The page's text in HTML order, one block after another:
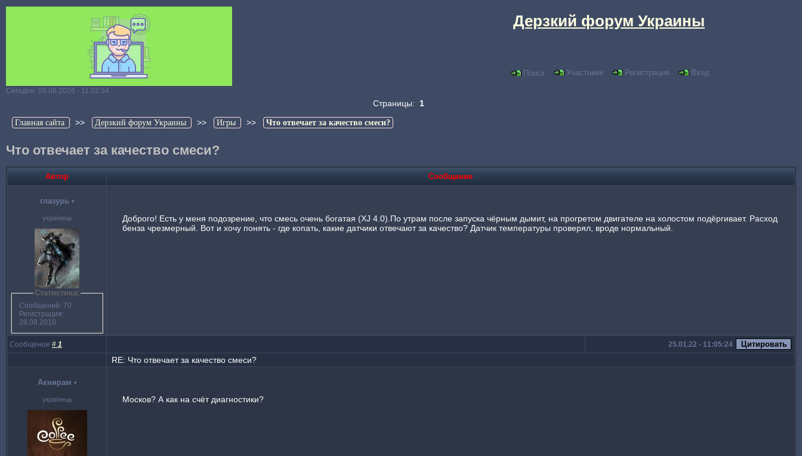
Дерзкий форум Украины
Поиск Участники Регистрация Вход
Сегодня: 08.08.2026 - 11:02:34
Страницы: 1
Главная сайта >> Дерзкий форум Украины >> Игры >> Что отвечает за качество смеси?
Что отвечает за качество смеси?
Автор Сообщение
глазурь •
українець
Статистика:
Сообщений: 70
Регистрация:
28.09.2010
Доброго! Есть у меня подозрение, что смесь очень богатая (XJ 4.0).По утрам после запуска чёрным дымит, на прогретом двигателе на холостом подёргивает. Расход
бенза чрезмерный. Вот и хочу понять - где копать, какие датчики отвечают за качество? Датчик температуры проверял, вроде нормальный.
Сообщение # 1 25.01.22 - 11:05:24
RE: Что отвечает за качество смеси?
Акнирам •
українець Москов? А как на счёт диагностики?